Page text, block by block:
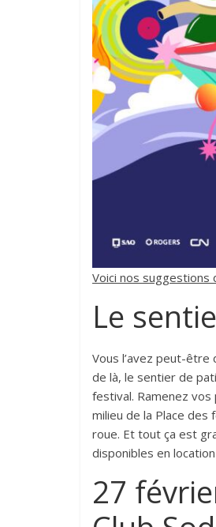
Voici nos suggestions
Le
Vous l’avez peut-être
de là, le sentier de
festival. Ramenez
milieu de la Place
roue. Et tout ça est
disponibles en
27